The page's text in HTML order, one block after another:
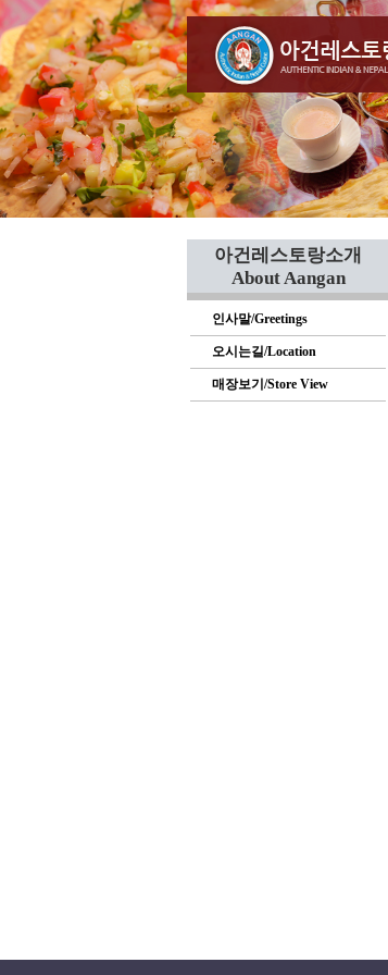
아건레스토랑소개
About Aangan
인사말/Greetings
오시는길/Location
매장보기/Store View